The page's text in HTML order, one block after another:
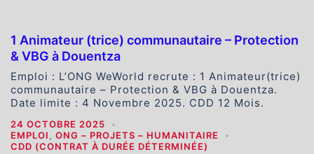
1 Animateur (trice) communautaire – Protection
& VBG à Douentza
Emploi : L’ONG WeWorld recrute : 1 Animateur(trice)
communautaire – Protection & VBG à Douentza.
Date limite : 4 Novembre 2025. CDD 12 Mois.
24 OCTOBRE 2025
EMPLOI , ONG – PROJETS – HUMANITAIRE
CDD (CONTRAT À DURÉE DÉTERMINÉE)